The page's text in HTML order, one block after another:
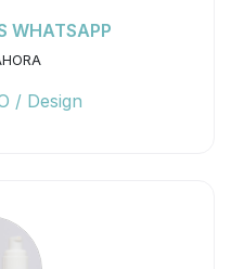
WHATSAPP
/ Design